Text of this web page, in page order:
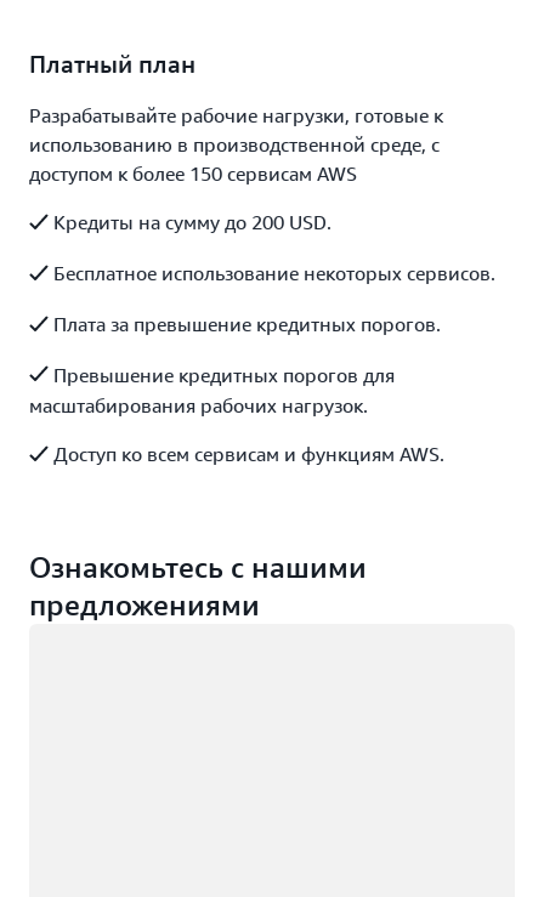
Платный план
Разрабатывайте рабочие нагрузки, готовые к
использованию в производственной среде, с
доступом к более 150 сервисам AWS
Кредиты на сумму до 200 USD.
Бесплатное использование некоторых сервисов.
Плата за превышение кредитных порогов.
Превышение кредитных порогов для
масштабирования рабочих нагрузок.
Доступ ко всем сервисам и функциям AWS.
Ознакомьтесь с нашими
предложениями